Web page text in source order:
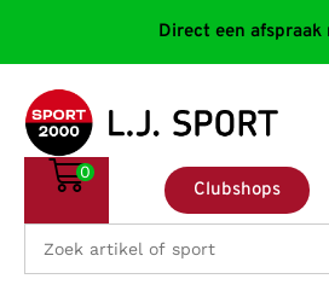
Direct een afspraak
Clubshops
0